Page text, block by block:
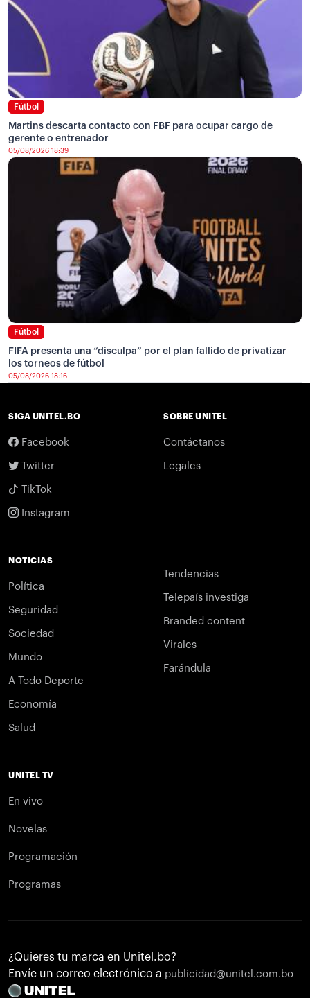
Fútbol
Martins descarta contacto con FBF para ocupar cargo de
gerente o entrenador
05/08/2026 18:39
Fútbol
FIFA presenta una “disculpa” por el plan fallido de privatizar
los torneos de fútbol
05/08/2026 18:16
SIGA UNITEL.BO
Facebook
Twitter
TikTok
Instagram
SOBRE UNITEL
Contáctanos
Legales
NOTICIAS
Política
Seguridad
Sociedad
Mundo
A Todo Deporte
Economía
Salud
Tendencias
Telepaís investiga
Branded content
Virales
Farándula
UNITEL TV
En vivo
Novelas
Programación
Programas
¿Quieres tu marca en Unitel.bo?
Envíe un correo electrónico a publicidad@unitel.com.bo